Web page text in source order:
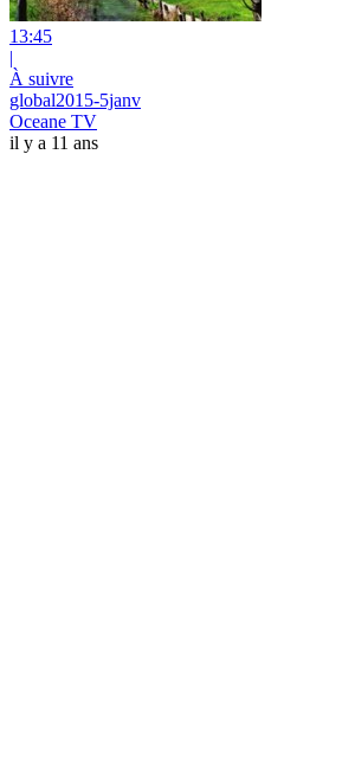
13:45
|
À suivre
global2015-5janv
Oceane TV
il y a 11 ans